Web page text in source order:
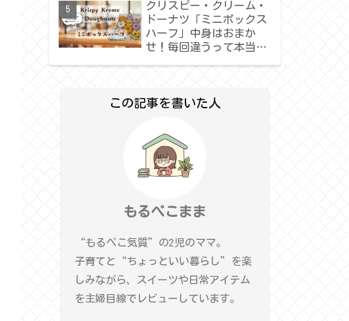
クリスピー・クリーム・
ドーナツ「ミニボックス
ハーフ」中身はおまか
せ！毎回違うって本当？
この記事を書いた人
もるぺこまま
“もるぺこ気質”の2児のママ。
子育てと“ちょっといい暮らし”を楽
しみながら、スイーツや日常アイテム
を主婦目線でレビューしています。